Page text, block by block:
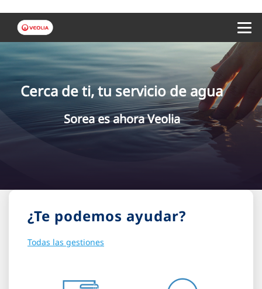
Cerca de ti, tu servicio de agua
Sorea es ahora Veolia
¿Te podemos ayudar?
Todas las gestiones